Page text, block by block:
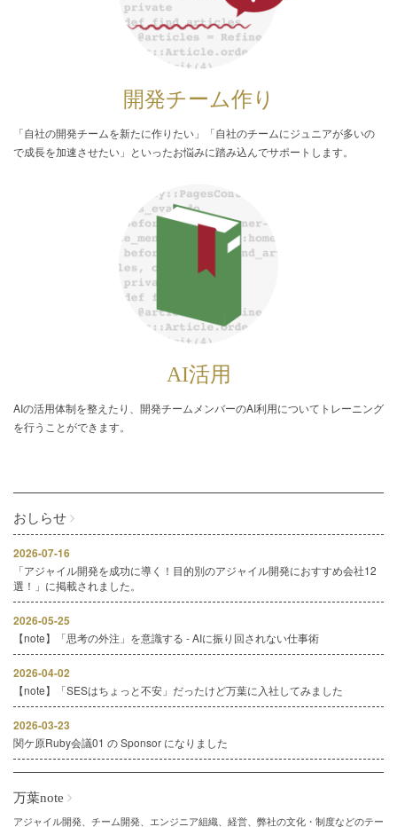
開発チーム作り
「自社の開発チームを新たに作りたい」「自社のチームにジュニアが多いの
で成長を加速させたい」といったお悩みに踏み込んでサポートします。
AI活用
AIの活用体制を整えたり、開発チームメンバーのAI利用についてトレーニング
を行うことができます。
おしらせ
2026-07-16
「アジャイル開発を成功に導く！目的別のアジャイル開発におすすめ会社12
選！」に掲載されました。
2026-05-25
【note】「思考の外注」を意識する - AIに振り回されない仕事術
2026-04-02
【note】「SESはちょっと不安」だったけど万葉に入社してみました
2026-03-23
関ケ原Ruby会議01 の Sponsor になりました
万葉note
アジャイル開発、チーム開発、エンジニア組織、経営、弊社の文化・制度などのテー